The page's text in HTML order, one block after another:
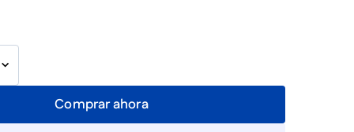
Comprar ahora